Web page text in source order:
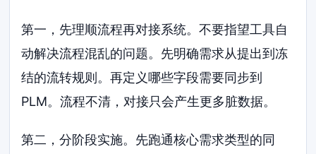
第一，先理顺流程再对接系统。不要指望工具自
动解决流程混乱的问题。先明确需求从提出到冻
结的流转规则。再定义哪些字段需要同步到
PLM。流程不清，对接只会产生更多脏数据。
第二，分阶段实施。先跑通核心需求类型的同